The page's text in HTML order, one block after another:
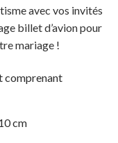
avec vos invités
billet d’avion pour
mariage !
comprenant
cm